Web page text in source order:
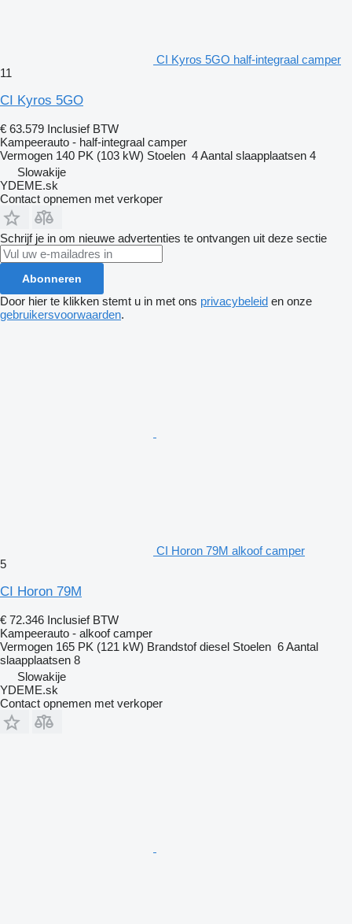
CI Kyros 5GO half-integraal camper
11
CI Kyros 5GO
€ 63.579 Inclusief BTW
Kampeerauto - half-integraal camper
Vermogen 140 PK (103 kW) Stoelen 4Aantal slaapplaatsen 4
Slowakije
YDEME.sk
Contact opnemen met verkoper
Schrijf je in om nieuwe advertenties te ontvangen uit deze sectie
Abonneren
Door hier te klikken stemt u in met ons privacybeleid en onze
gebruikersvoorwaarden.
CI Horon 79M alkoof camper
5
CI Horon 79M
€ 72.346 Inclusief BTW
Kampeerauto - alkoof camper
Vermogen 165 PK (121 kW) Brandstof diesel Stoelen 6Aantal
slaapplaatsen 8
Slowakije
YDEME.sk
Contact opnemen met verkoper